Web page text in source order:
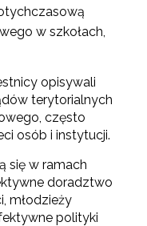
w szkołach,
opisywali
terytorialnych
często
osób i instytucji.
się w ramach
doradztwo
młodzieży
polityki